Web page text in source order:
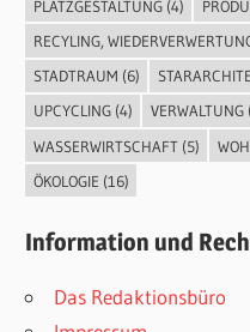
PLATZGESTALTUNG(4)
RECYLING,
STADTRAUM (6)
UPCYCLING(4) VERWALTUNG
WASSERWIRTSCHAFT(5)
ÖKOLOGIE (16)
Information und
Das Redaktionsbüro